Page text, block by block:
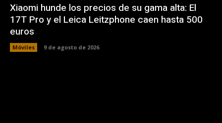
Xiaomi hunde los precios de su gama alta: El
17T Pro y el Leica Leitzphone caen hasta 500
euros
Móviles 9 de agosto de 2026